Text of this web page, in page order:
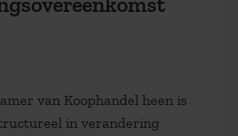
van Koophandel heen is
in verandering